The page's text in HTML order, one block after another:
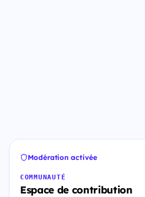
Modération activée
COMMUNAUTÉ
Espace de contribution